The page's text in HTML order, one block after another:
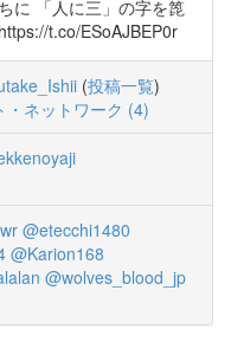
に 「人に三」の字を箆
t.co/ESoAJBEP0r
(投稿一覧)
・ネットワーク (4)
@etecchi1480
@Karion168
@wolves_blood_jp